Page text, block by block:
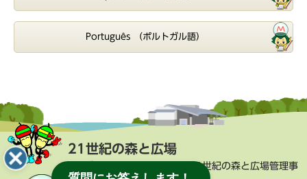
Português （ポルトガル語）
21世紀の森と広場
街づくり部 公園緑地課 21世紀の森と広場管理事